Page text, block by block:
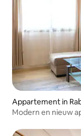
Appartement in
Modern en nieuw